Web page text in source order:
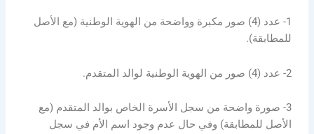
1- عدد (4) صور مكبرة وواضحة من الهوية الوطنية (مع الأصل
للمطابقة).
2- عدد (4) صور من الهوية الوطنية لوالد المتقدم.
3- صورة واضحة من سجل الأسرة الخاص بوالد المتقدم (مع
الأصل للمطابقة) وفي حال عدم وجود اسم الأم في سجل